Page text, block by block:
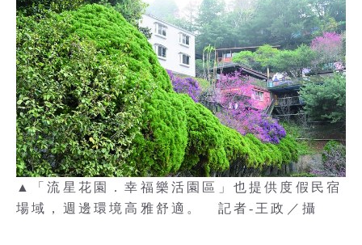
▲「流星花園．幸福樂活園區」也提供度假民宿
場域，週邊環境高雅舒適。 記者-王政／攝